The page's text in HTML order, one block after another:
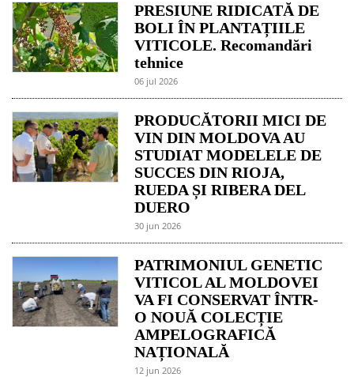
PRESIUNE RIDICATĂ DE
BOLI ÎN PLANTAȚIILE
VITICOLE. Recomandări
tehnice
06 jul 2026
PRODUCĂTORII MICI DE
VIN DIN MOLDOVA AU
STUDIAT MODELELE DE
SUCCES DIN RIOJA,
RUEDA ȘI RIBERA DEL
DUERO
30 jun 2026
PATRIMONIUL GENETIC
VITICOL AL MOLDOVEI
VA FI CONSERVAT ÎNTR-
O NOUĂ COLECȚIE
AMPELOGRAFICĂ
NAȚIONALĂ
12 jun 2026